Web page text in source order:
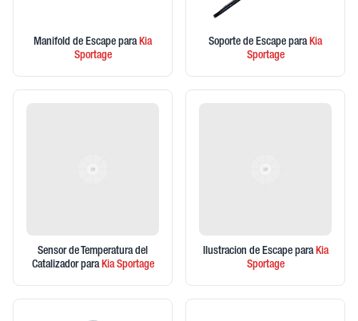
Manifold de Escape paraKia
Sportage
Soporte de Escape paraKia
Sportage
Sensor de Temperatura del
Catalizador paraKiaSportage
Ilustracion de Escape paraKia
Sportage